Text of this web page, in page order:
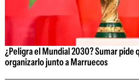
¿Peligra el Mundial 2030? Sumar pide
organizarlo junto a Marruecos